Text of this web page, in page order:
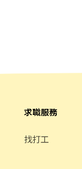
求職服務
找打工